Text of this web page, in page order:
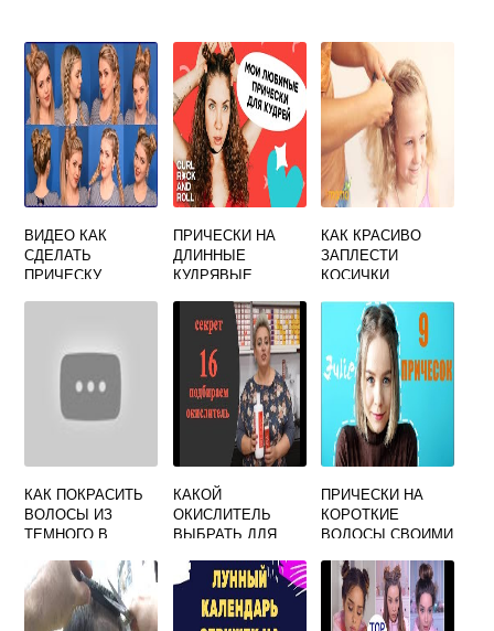
ВИДЕО КАК
СДЕЛАТЬ
ПРИЧЕСКУ
ПРИЧЕСКИ НА
ДЛИННЫЕ
КУДРЯВЫЕ
ДОМАШНИХ
УСЛОВИЯХ
КАК КРАСИВО
ЗАПЛЕСТИ
КОСИЧКИ
ПОШАГОВО
КАК ПОКРАСИТЬ
ВОЛОСЫ ИЗ
ТЕМНОГО В
КАКОЙ
ОКИСЛИТЕЛЬ
ВЫБРАТЬ ДЛЯ
РУСЫХ ВОЛОС
ПРИЧЕСКИ НА
КОРОТКИЕ
ВОЛОСЫ СВОИМИ